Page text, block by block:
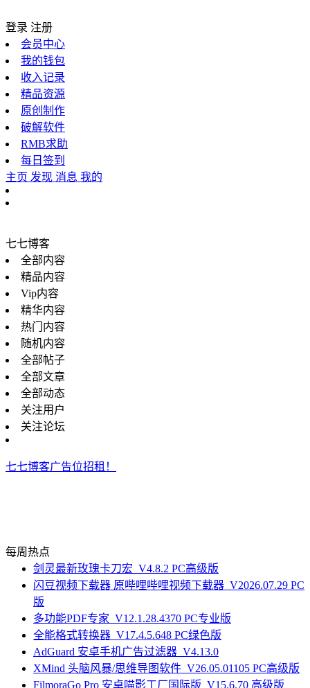
登录 注册
会员中心
我的钱包
收入记录
精品资源
原创制作
破解软件
RMB求助
每日签到
主页 发现 消息 我的
七七博客
全部内容
精品内容
Vip内容
精华内容
热门内容
随机内容
全部帖子
全部文章
全部动态
关注用户
关注论坛
七七博客广告位招租！
每周热点
剑灵最新玫瑰卡刀宏_V4.8.2 PC高级版
闪豆视频下载器 原哔哩哔哩视频下载器_V2026.07.29 PC
版
多功能PDF专家_V12.1.28.4370 PC专业版
全能格式转换器_V17.4.5.648 PC绿色版
AdGuard 安卓手机广告过滤器_V4.13.0
XMind 头脑风暴/思维导图软件_V26.05.01105 PC高级版
FilmoraGo Pro 安卓喵影工厂国际版_V15.6.70 高级版